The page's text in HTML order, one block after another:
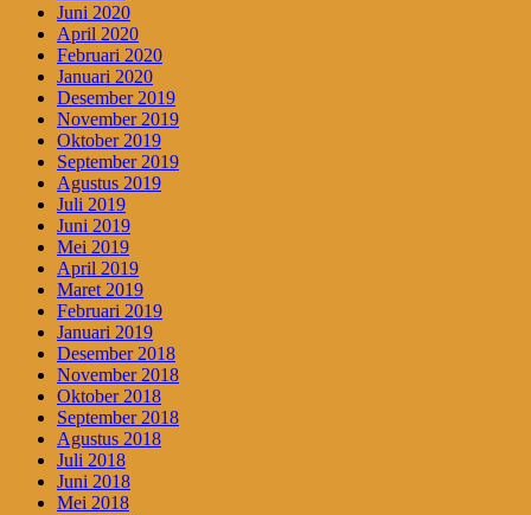
Juni 2020
April 2020
Februari 2020
Januari 2020
Desember 2019
November 2019
Oktober 2019
September 2019
Agustus 2019
Juli 2019
Juni 2019
Mei 2019
April 2019
Maret 2019
Februari 2019
Januari 2019
Desember 2018
November 2018
Oktober 2018
September 2018
Agustus 2018
Juli 2018
Juni 2018
Mei 2018